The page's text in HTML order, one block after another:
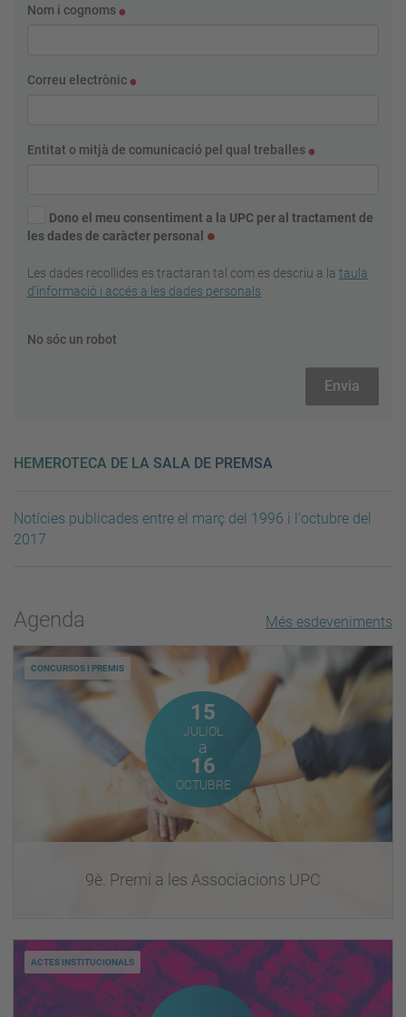
Nom i cognoms
Correu electrònic
Entitat o mitjà de comunicació pel qual treballes
Dono el meu consentiment a la UPC per al tractament de
les dades de caràcter personal
Les dades recollides es tractaran tal com es descriu a la taula
d'informació i accés a les dades personals
No sóc un robot
HEMEROTECA DE LA SALA DE PREMSA
Notícies publicades entre el març del 1996 i l'octubre del
2017
Agenda Més esdeveniments
15 Juliol
JULIOL
a
16 Octubre
OCTUBRE
9è. Premi a les Associacions UPC
CONCURSOS I PREMIS
ACTES INSTITUCIONALS